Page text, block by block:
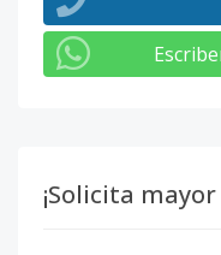
¡Solicita